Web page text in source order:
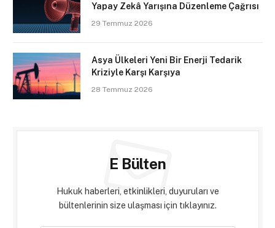
Yapay Zekâ Yarışına Düzenleme Çağrısı
29 Temmuz 2026
Asya Ülkeleri Yeni Bir Enerji Tedarik
Kriziyle Karşı Karşıya
28 Temmuz 2026
E Bülten
Hukuk haberleri, etkinlikleri, duyuruları ve
bültenlerinin size ulaşması için tıklayınız.